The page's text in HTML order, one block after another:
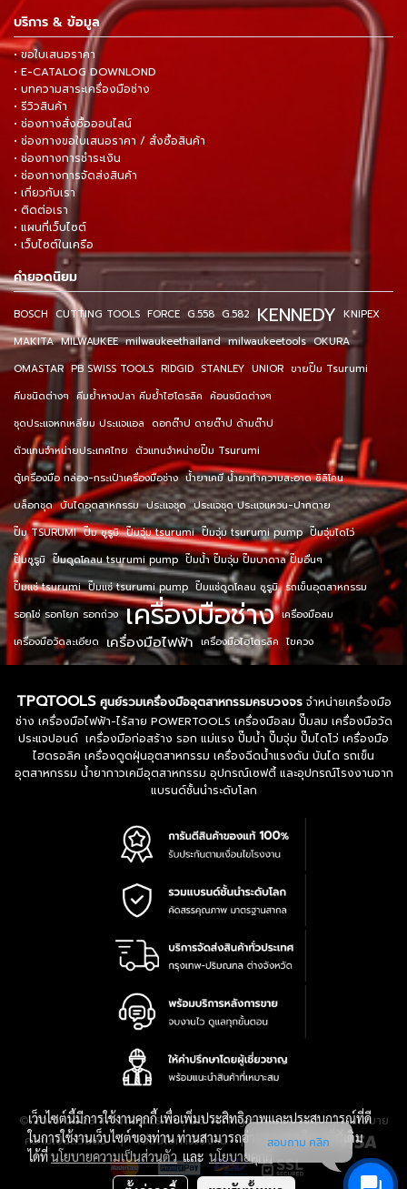
บริการ & ข้อมูล
• ขอใบเสนอราคา
• E-CATALOG DOWNLOND
• บทความสาระเครื่องมือช่าง
• รีวิวสินค้า
• ช่องทางสั่งซื้อออนไลน์
• ช่องทางขอใบเสนอราคา / สั่งซื้อสินค้า
• ช่องทางการชำระเงิน
• ช่องทางการจัดส่งสินค้า
• เกี่ยวกับเรา
• ติดต่อเรา
• แผนที่เว็บไซต์
• เว็บไซต์ในเครือ
คำยอดนิยม
BOSCH CUTTING TOOLS FORCE G.558 G.582 KENNEDY KNIPEX
MAKITA MILWAUKEE milwaukeethailand milwaukeetools OKURA
OMASTAR PB SWISS TOOLS RIDGID STANLEY UNIOR ขายปั๊ม Tsurumi
คีมชนิดต่างๆ คีมย้ำหางปลา คีมย้ำไฮโดรลิค ค้อนชนิดต่างๆ
ชุดประแจหกเหลี่ยม ประแจแอล ดอกต๊าป ดายต๊าป ด้ามต๊าป
ตัวแทนจำหน่ายประเทศไทย ตัวแทนจำหน่ายปั๊ม Tsurumi
ตู้เครื่องมือ กล่อง-กระเป๋าเครื่องมือช่าง น้ำยาเคมี น้ำยาทำความสะอาด ซิลิโคน
บล็อกชุด บันไดอุตสาหกรรม ประแจชุด ประแจชุด ประแจแหวน-ปากตาย
ปั๊ม TSURUMI ปั๊ม ซูรูมิ ปั๊มจุ่ม tsurumi ปั๊มจุ่ม tsurumi pump ปั๊มจุ่มไดโว่
ปั๊มซูรูมิ ปั๊มดูดโคลน tsurumi pump ปั๊มน้ำ ปั๊มจุ่ม ปั๊มบาดาล ปั๊มอื่นๆ
ปั๊มแช่ tsurumi ปั๊มแช่ tsurumi pump ปั๊มแช่ดูดโคลน ซูรูมิ รถเข็นอุตสาหกรรม
รอกโซ่ รอกโยก รอกถ่วง เครื่องมือช่าง เครื่องมือลม
เครื่องมือวัดละเอียด เครื่องมือไฟฟ้า เครื่องมือไฮโดรลิค ไขควง
TPQTOOLS ศูนย์รวมเครื่องมืออุตสาหกรรมครบวงจรจำหน่ายเครื่องมือ
ช่าง เครื่องมือไฟฟ้า-ไร้สาย POWERTOOLS เครื่องมือลม ปั๊มลม เครื่องมือวัด
ประแจปอนด์ เครื่องมือก่อสร้าง รอก แม่แรง ปั๊มน้ำ ปั๊มจุ่ม ปั๊มไดโว่ เครื่องมือ
ไฮดรอลิค เครื่องดูดฝุ่นอุตสาหกรรม เครื่องฉีดน้ำแรงดัน บันได รถเข็น
อุตสาหกรรม น้ำยากาวเคมีอุตสาหกรรม อุปกรณ์เซฟตี้ และอุปกรณ์โรงงานจาก
แบรนด์ชั้นนำระดับโลก
© 2016-2028 TPQTOOLS Co., Ltd. All Rights Reserved.|นโยบาย
ความเป็นส่วนตัว|เงื่อนไขการใช้งาน| แผนที่สินค้า
เว็บไซต์นี้มีการใช้งานคุกกี้ เพื่อเพิ่มประสิทธิภาพและประสบการณ์ที่ดี
ในการใช้งานเว็บไซต์ของท่าน ท่านสามารถอ่านรายละเอียดเพิ่มเติม
ได้ที่นโยบายความเป็นส่วนตัวและ นโยบายคุกกี้
สอบถาม คลิก